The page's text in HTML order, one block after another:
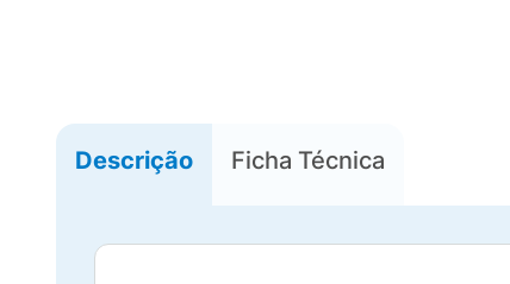
Descrição Ficha Técnica